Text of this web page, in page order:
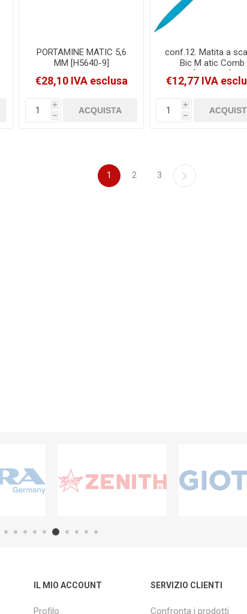
PORTAMINE MATIC 5,6
MM [H5640-9]
€28,10 IVA esclusa
i
h
conf.12. Matita a
Bic M atic Comb
€12,77 IVA
i
h
1 2 3
IL MIO ACCOUNT
Profilo
SERVIZIO CLIENTI
Confronta i prodotti